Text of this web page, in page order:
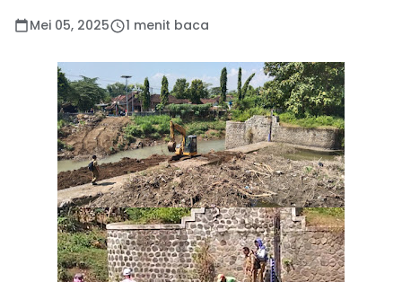
Mei 05, 2025 1 menit baca